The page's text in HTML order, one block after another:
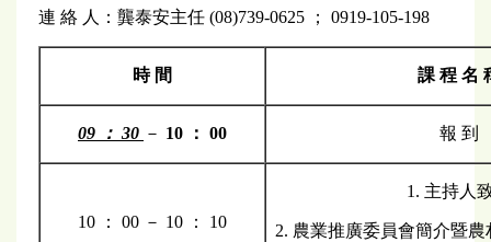
連 絡 人：龔泰安主任 (08)739-0625 ； 0919-105-198
時 間 課 程 名
09 ： 30 － 10 ： 00 報 到
10 ： 00 － 10 ： 10
1. 主持人
2. 農業推廣委員會簡介暨